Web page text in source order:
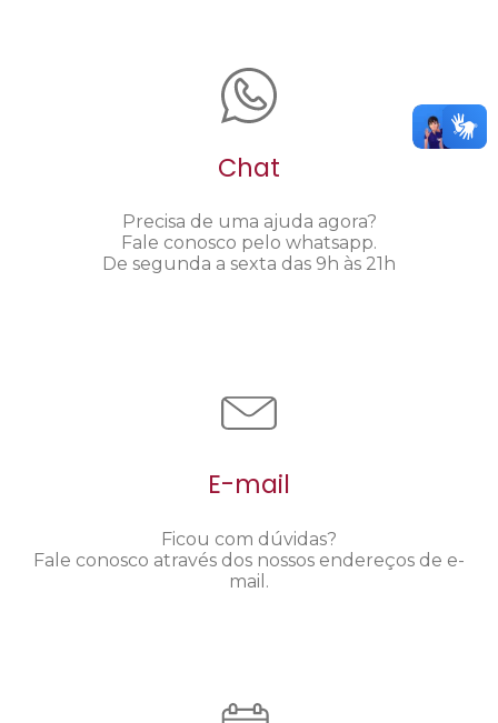
Chat
Precisa de uma ajuda agora?
Fale conosco pelo whatsapp.
De segunda a sexta das 9h às 21h
E-mail
Ficou com dúvidas?
Fale conosco através dos nossos endereços de e-
mail.